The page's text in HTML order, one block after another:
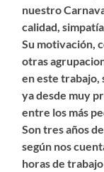
nuestro
calidad,
Su motivación,
otras
en este trabajo,
ya desde muy
entre los más
Son tres años
según nos
horas de